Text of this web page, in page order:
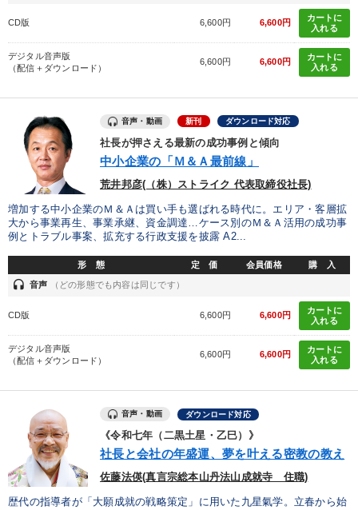
CD版 6,600円 6,600円
カートに
入れる
デジタル音声版
（配信＋ダウンロード）
6,600円 6,600円
カートに
入れる
音声・動画 新刊 ダウンロード対応
社長が押さえる最新の成功事例と傾向
中小企業の「Ｍ＆Ａ最前線」
荒井邦彦(（株）ストライク 代表取締役社長)
増加する中小企業のＭ＆Ａは買い手も選ばれる時代に。エリア・客層拡
大から事業再生、事業承継、資金調達…ケース別のＭ＆Ａ活用の成功事
例とトラブル事案、拡充する行政支援を披露 A2...
形 態 定 価 会員価格 購 入
headset 音声 （どの形態でも内容は同じです）
CD版 6,600円 6,600円
カートに
入れる
デジタル音声版
（配信＋ダウンロード）
6,600円 6,600円
カートに
入れる
音声・動画 ダウンロード対応
《令和七年（二黒土星・乙巳）》
社長と会社の年盛運、夢を叶える密教の教え
佐藤法偀(真言宗総本山丹法山成就寺 住職)
歴代の指導者が「大願成就の戦略策定」に用いた九星氣学。立春から始